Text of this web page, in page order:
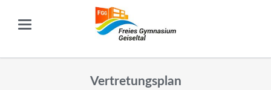
Vertretungsplan